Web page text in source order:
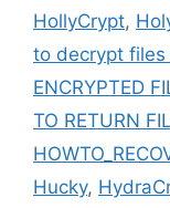
HollyCrypt,
to decrypt files
ENCRYPTED
TO RETURN
Hucky,